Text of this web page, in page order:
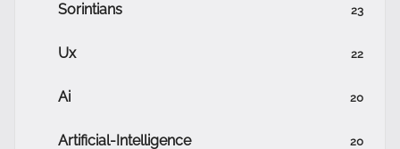
Sorintians 23
Ux 22
Ai 20
Artificial-Intelligence 20